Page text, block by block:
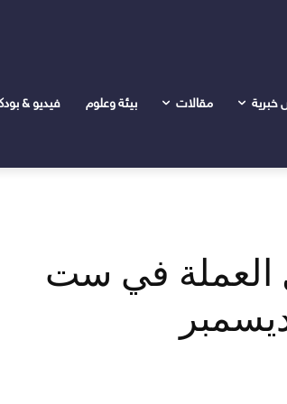
مقالات بيئة وعلوم فيديو &
العملة في ست